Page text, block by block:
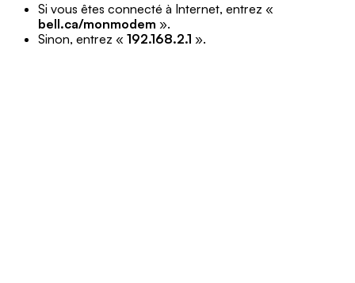
Si vous êtes connecté à Internet, entrez «
bell.ca/monmodem ».
Sinon, entrez « 192.168.2.1 ».